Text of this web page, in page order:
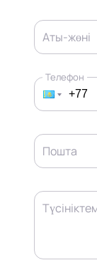
Аты-жөні
Телефон
Пошта